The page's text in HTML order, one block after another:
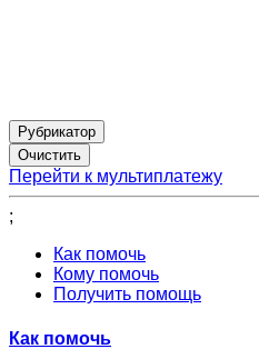
Рубрикатор
Перейти к мультиплатежу
;
Как помочь
Кому помочь
Получить помощь
Как помочь